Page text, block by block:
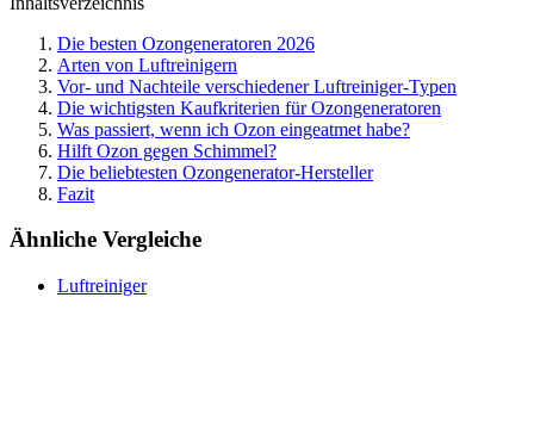
Die besten Ozongeneratoren 2026
Arten von Luftreinigern
Vor- und Nachteile verschiedener Luftreiniger-Typen
Die wichtigsten Kaufkriterien für Ozongeneratoren
Was passiert, wenn ich Ozon eingeatmet habe?
Hilft Ozon gegen Schimmel?
Die beliebtesten Ozongenerator-Hersteller
Fazit
Ähnliche Vergleiche
Luftreiniger